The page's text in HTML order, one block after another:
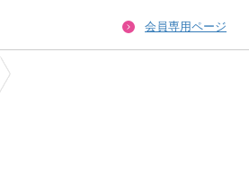
会員専用ページ